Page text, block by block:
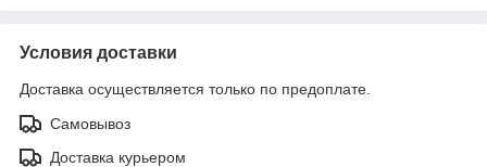
Условия доставки
Доставка осуществляется только по предоплате.
Самовывоз
Доставка курьером